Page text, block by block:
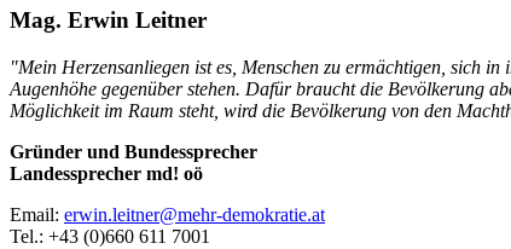
Mag. Erwin Leitner
"Mein Herzensanliegen ist es, Menschen zu ermächtigen, sich
Augenhöhe gegenüber stehen. Dafür braucht die Bevölkerung
Möglichkeit im Raum steht, wird die Bevölkerung von den
Gründer und Bundessprecher
Landessprecher md! oö
Email: erwin.leitner@mehr-demokratie.at
Tel.: +43 (0)660 611 7001